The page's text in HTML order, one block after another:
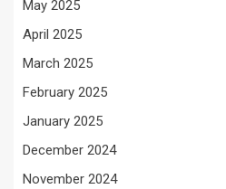
May 2025
April 2025
March 2025
February 2025
January 2025
December 2024
November 2024